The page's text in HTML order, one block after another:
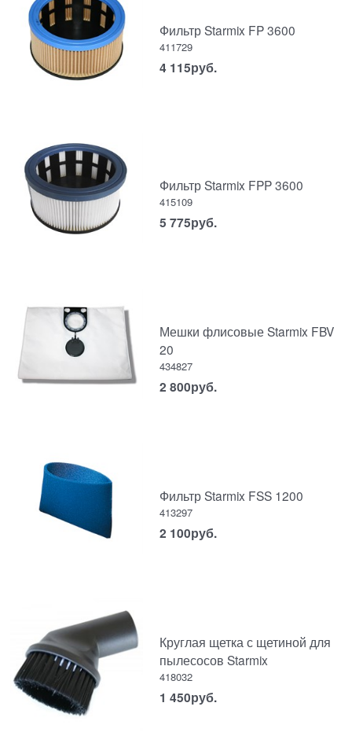
Фильтр Starmix FP 3600
411729
4 115руб.
Фильтр Starmix FPP 3600
415109
5 775руб.
Мешки флисовые Starmix FBV
20
434827
2 800руб.
Фильтр Starmix FSS 1200
413297
2 100руб.
Круглая щетка с щетиной для
пылесосов Starmix
418032
1 450руб.